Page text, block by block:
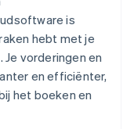
is
hebt met je
vorderingen en
en efficiënter,
het boeken en